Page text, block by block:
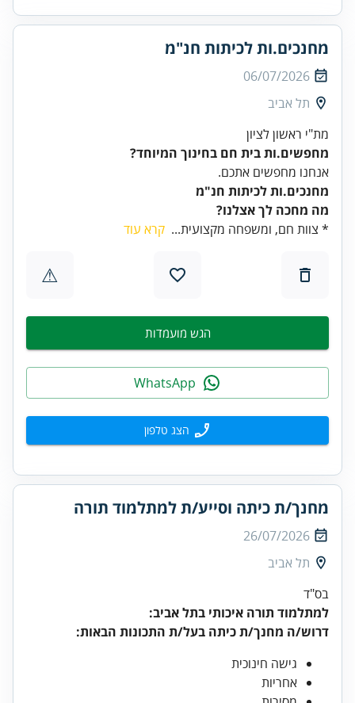
מחנכים.ות לכיתות חנ"מ
06/07/2026
תל אביב
מת"י ראשון לציון
מחפשים.ות בית חם בחינוך המיוחד?
אנחנו מחפשים אתכם.
מחנכים.ות לכיתות חנ"מ
מה מחכה לך אצלנו?
* צוות חם, ומשפחה מקצועית... קרא עוד
⚠
הגש מועמדות
הצג טלפון
מחנך/ת כיתה וסייע/ת למתלמוד תורה
26/07/2026
תל אביב
בס"ד
למתלמוד תורה איכותי בתל אביב:
דרוש/ה מחנך/ת כיתה בעל/ת התכונות הבאות:
גישה חינוכית
אחריות